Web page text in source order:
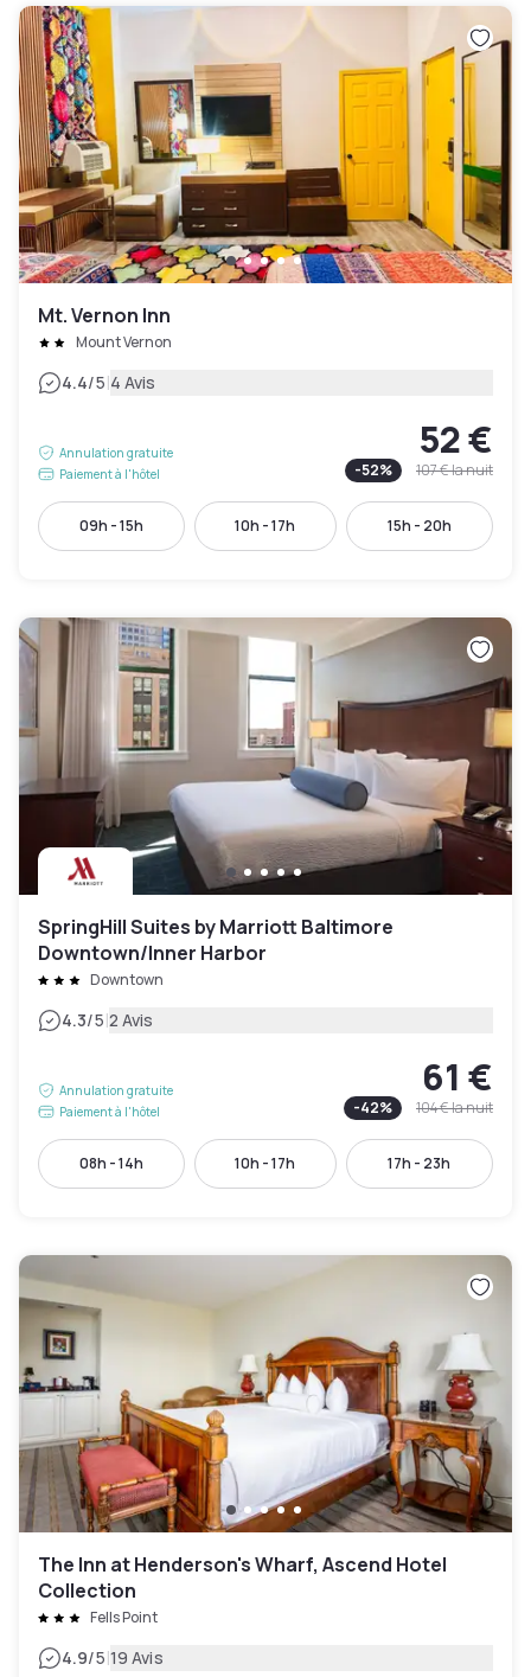
Mt. Vernon Inn
Mount Vernon
4.4/5|4 Avis
Annulation gratuite
Paiement à l'hôtel
52 €
-52% 107 €la nuit
09h - 15h 10h - 17h 15h - 20h
SpringHill Suites by Marriott Baltimore
Downtown/Inner Harbor
Downtown
4.3/5|2 Avis
Annulation gratuite
Paiement à l'hôtel
61 €
-42% 104 €la nuit
08h - 14h 10h - 17h 17h - 23h
The Inn at Henderson's Wharf, Ascend Hotel
Collection
Fells Point
4.9/5|19 Avis